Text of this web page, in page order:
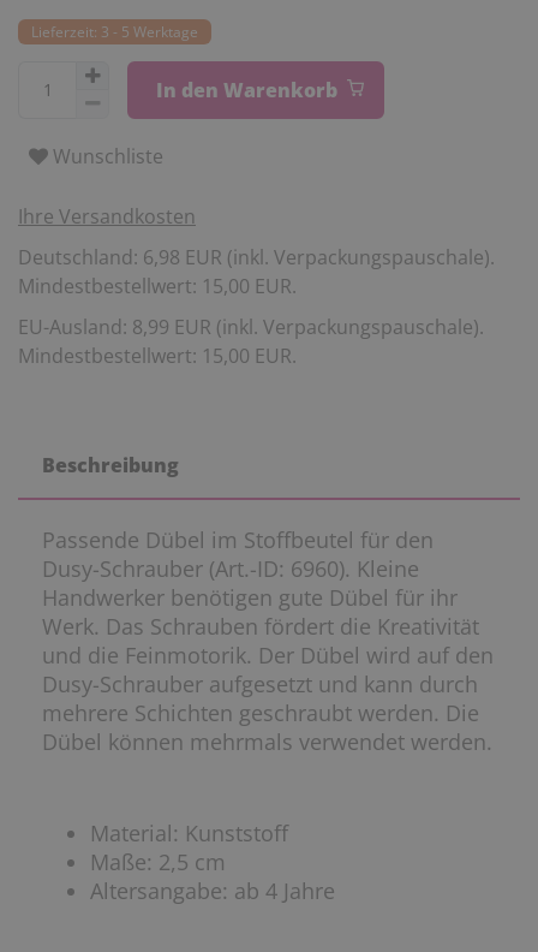
Lieferzeit: 3 - 5 Werktage
In den Warenkorb
Wunschliste
Ihre Versandkosten
Deutschland: 6,98 EUR (inkl. Verpackungspauschale).
Mindestbestellwert: 15,00 EUR.
EU-Ausland: 8,99 EUR (inkl. Verpackungspauschale).
Mindestbestellwert: 15,00 EUR.
Beschreibung
Passende Dübel im Stoffbeutel für den
Dusy-Schrauber (Art.-ID: 6960). Kleine
Handwerker benötigen gute Dübel für ihr
Werk. Das Schrauben fördert die Kreativität
und die Feinmotorik. Der Dübel wird auf den
Dusy-Schrauber aufgesetzt und kann durch
mehrere Schichten geschraubt werden. Die
Dübel können mehrmals verwendet werden.
Material: Kunststoff
Maße: 2,5 cm
Altersangabe: ab 4 Jahre